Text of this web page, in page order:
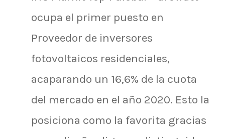
ocupa el primer puesto en
Proveedor de inversores
fotovoltaicos residenciales,
acaparando un 16,6% de la cuota
del mercado en el año 2020. Esto la
posiciona como la favorita gracias